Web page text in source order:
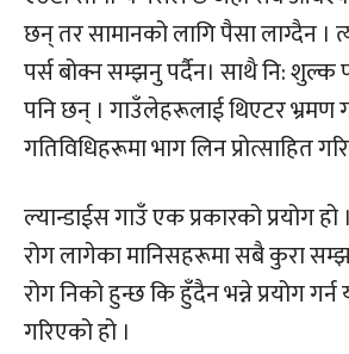
छन् तर सामानको लागि पैसा लाग्दैन
पर्स बोक्न सम्झनु पर्दैन। साथै नि:
पनि छन् । गाउँलेहरूलाई थिएटर भ्रमण
गतिविधिहरूमा भाग लिन प्रोत्साहित
ल्यान्डाईस गाउँ एक प्रकारको प्रयोग
रोग लागेका मानिसहरूमा सबै कुरा
रोग निको हुन्छ कि हुँदैन भन्ने प्रयोग गर्न
गरिएको हो ।